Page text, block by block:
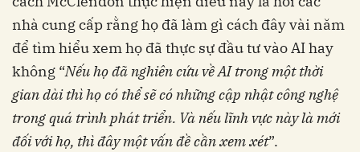
nhà cung cấp rằng họ đã làm gì cách đây vài năm
để tìm hiểu xem họ đã thực sự đầu tư vào AI hay
không “Nếu họ đã nghiên cứu về AI trong một thời
gian dài thì họ có thể sẽ có những cập nhật công nghệ
trong quá trình phát triển. Và nếu lĩnh vực này là mới
đối với họ, thì đây một vấn đề cần xem xét”.